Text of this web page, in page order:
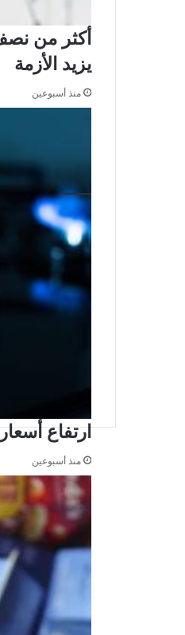
أكثر من
يزيد الأزمة
منذ أسبوعين
ارتفاع
منذ أسبوعين